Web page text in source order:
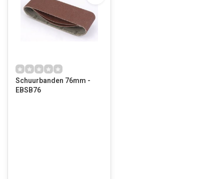
Schuurbanden 76mm -
EBSB76